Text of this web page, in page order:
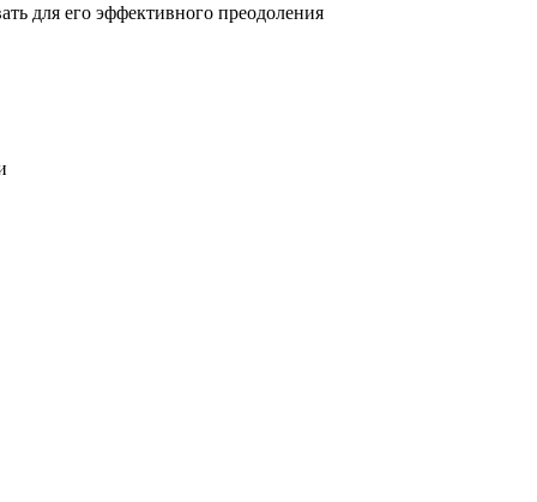
для его эффективного преодоления